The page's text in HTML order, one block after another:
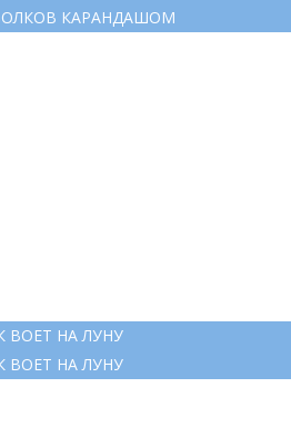
КАРАНДАШОМ
ВОЕТ НА ЛУНУ
ВОЕТ НА ЛУНУ